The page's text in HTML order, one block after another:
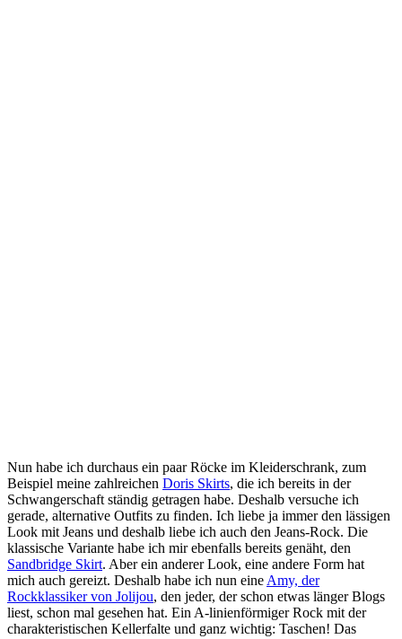
Nun habe ich durchaus ein paar Röcke im Kleiderschrank, zum
Beispiel meine zahlreichen Doris Skirts, die ich bereits in der
Schwangerschaft ständig getragen habe. Deshalb versuche ich
gerade, alternative Outfits zu finden. Ich liebe ja immer den lässigen
Look mit Jeans und deshalb liebe ich auch den Jeans-Rock. Die
klassische Variante habe ich mir ebenfalls bereits genäht, den
Sandbridge Skirt. Aber ein anderer Look, eine andere Form hat
mich auch gereizt. Deshalb habe ich nun eine Amy, der
Rockklassiker von Jolijou, den jeder, der schon etwas länger Blogs
liest, schon mal gesehen hat. Ein A-linienförmiger Rock mit der
charakteristischen Kellerfalte und ganz wichtig: Taschen! Das